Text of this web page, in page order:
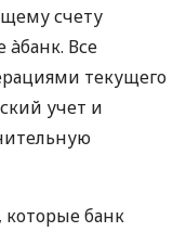
счету
Все
текущего
учет и
которые банк